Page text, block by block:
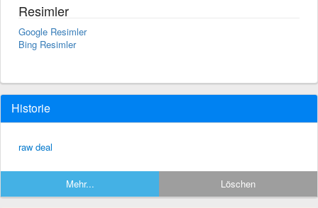
Resimler
Google Resimler
Bing Resimler
Historie
raw deal
Mehr... Löschen